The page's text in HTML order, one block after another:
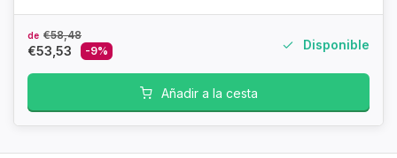
de €58,48
€53,53 -9% Disponible
Añadir a la cesta